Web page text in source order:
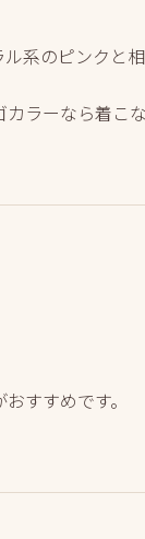
系のピンクと相
ラーなら着こな
すすめです。